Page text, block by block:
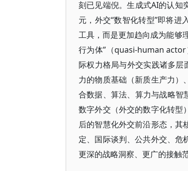
刻已见端倪。生成式AI的认知
元，外交“数智化转型”即将
工具，而是更加趋向成为能够
行为体”（quasi-human
际权力格局与外交实践诸多层
力的物质基础（新质生产力）
合数据、算法、算力与战略
数字外交（外交的数字化转型
后的智慧化外交前沿形态，
定、国际谈判、公共外交、危
更深的战略洞察、更广的接触